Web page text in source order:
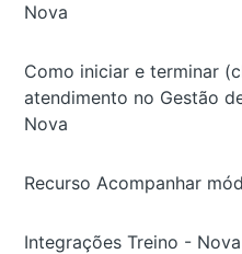
Nova
Como iniciar e terminar
atendimento no Gestão
Nova
Recurso Acompanhar
Integrações Treino -